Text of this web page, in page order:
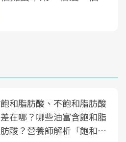
飽和脂肪酸、不飽和脂肪酸
差在哪？哪些油富含飽和脂
肪酸？營養師解析「飽和脂